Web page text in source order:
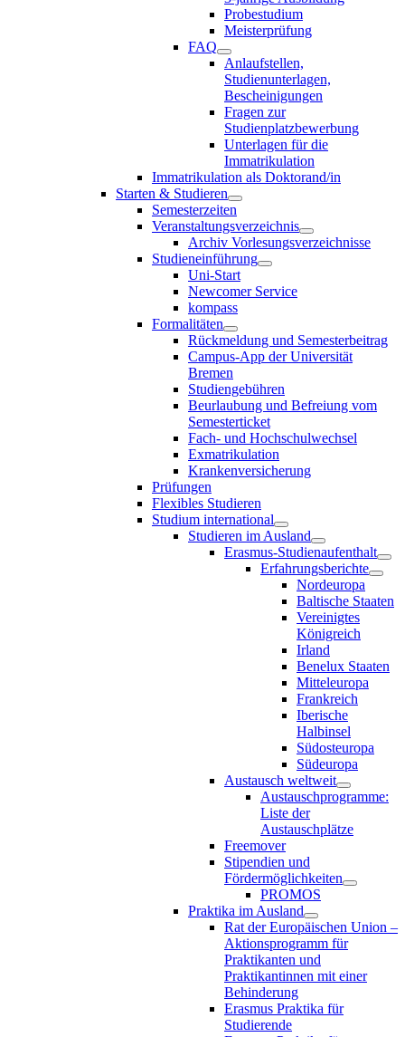
Probestudium
Meisterprüfung
FAQ
Anlaufstellen,
Studienunterlagen,
Bescheinigungen
Fragen zur
Studienplatzbewerbung
Unterlagen für die
Immatrikulation
Immatrikulation als Doktorand/in
Starten & Studieren
Semesterzeiten
Veranstaltungsverzeichnis
Archiv Vorlesungsverzeichnisse
Studieneinführung
Uni-Start
Newcomer Service
kompass
Formalitäten
Rückmeldung und Semesterbeitrag
Campus-App der Universität
Bremen
Studiengebühren
Beurlaubung und Befreiung vom
Semesterticket
Fach- und Hochschulwechsel
Exmatrikulation
Krankenversicherung
Prüfungen
Flexibles Studieren
Studium international
Studieren im Ausland
Erasmus-Studienaufenthalt
Erfahrungsberichte
Nordeuropa
Baltische Staaten
Vereinigtes
Königreich
Irland
Benelux Staaten
Mitteleuropa
Frankreich
Iberische
Halbinsel
Südosteuropa
Südeuropa
Austausch weltweit
Austauschprogramme:
Liste der
Austauschplätze
Freemover
Stipendien und
Fördermöglichkeiten
PROMOS
Praktika im Ausland
Rat der Europäischen Union –
Aktionsprogramm für
Praktikanten und
Praktikantinnen mit einer
Behinderung
Erasmus Praktika für
Studierende